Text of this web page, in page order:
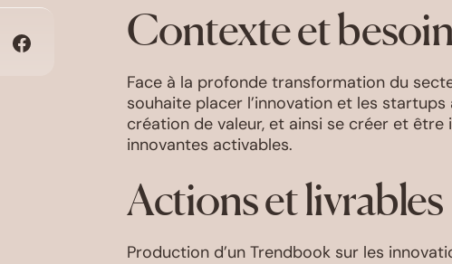
Contexte et
Face à la profonde transformation du
souhaite placer l’innovation et les
création de valeur, et ainsi se créer et
innovantes activables.
Actions et livrables
Production d’un Trendbook sur les